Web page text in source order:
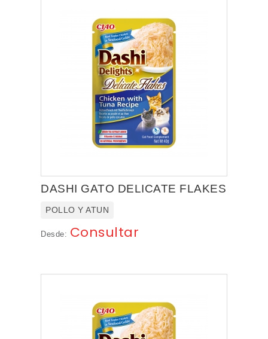
DASHI GATO DELICATE FLAKES
POLLO Y ATUN
Desde: Consultar